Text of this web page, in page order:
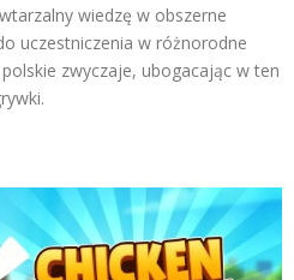
wiedzę w obszerne
uczestniczenia w różnorodne
zwyczaje, ubogacając w ten